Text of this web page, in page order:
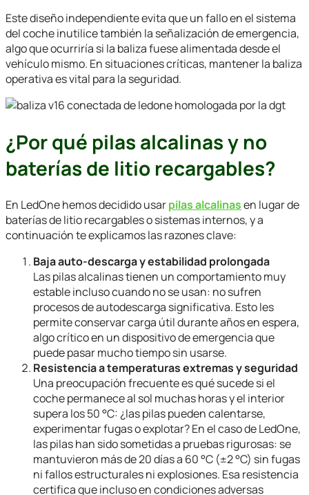
Este diseño independiente evita que un fallo en el sistema
del coche inutilice también la señalización de emergencia,
algo que ocurriría si la baliza fuese alimentada desde el
vehículo mismo. En situaciones críticas, mantener la baliza
operativa es vital para la seguridad.
¿Por qué pilas alcalinas y no
baterías de litio recargables?
En LedOne hemos decidido usarpilas alcalinasen lugar de
baterías de litio recargables o sistemas internos, y a
continuación te explicamos las razones clave:
Baja auto-descarga y estabilidad prolongada
Las pilas alcalinas tienen un comportamiento muy
estable incluso cuando no se usan: no sufren
procesos de autodescarga significativa. Esto les
permite conservar carga útil durante años en espera,
algo crítico en un dispositivo de emergencia que
puede pasar mucho tiempo sin usarse.
Resistencia a temperaturas extremas y seguridad
Una preocupación frecuente es qué sucede si el
coche permanece al sol muchas horas y el interior
supera los 50 °C: ¿las pilas pueden calentarse,
experimentar fugas o explotar? En el caso de LedOne,
las pilas han sido sometidas a pruebas rigurosas: se
mantuvieron más de 20 días a 60 °C (±2 °C) sin fugas
ni fallos estructurales ni explosiones. Esa resistencia
certifica que incluso en condiciones adversas